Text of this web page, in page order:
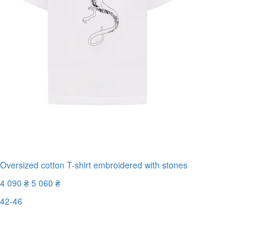
Oversized cotton T-shirt embroidered with stones
4 090 ₴ 5 060 ₴
42-46